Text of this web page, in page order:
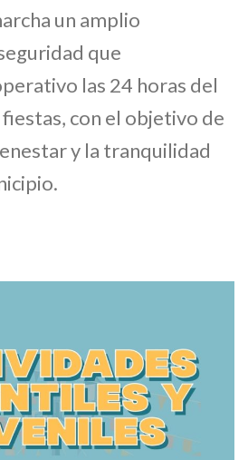
un amplio
que
las 24 horas del
con el objetivo de
y la tranquilidad